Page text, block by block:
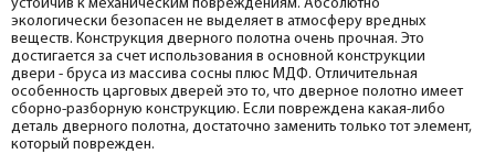
устойчив к механическим повреждениям. Абсолютно
экологически безопасен не выделяет в атмосферу вредных
веществ. Конструкция дверного полотна очень прочная. Это
достигается за счет использования в основной конструкции
двери - бруса из массива сосны плюс МДФ. Отличительная
особенность царговых дверей это то, что дверное полотно имеет
сборно-разборную конструкцию. Если повреждена какая-либо
деталь дверного полотна, достаточно заменить только тот элемент,
который поврежден.